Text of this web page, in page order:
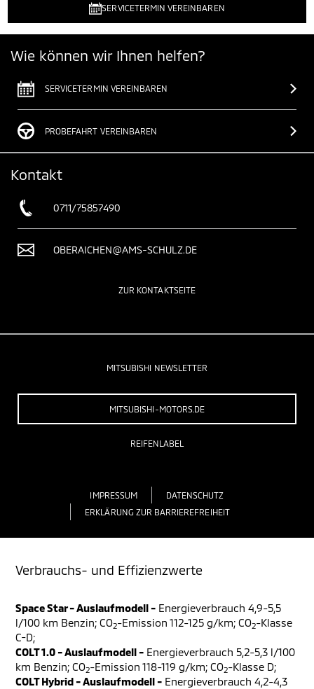
SERVICETERMIN VEREINBAREN
Wie können wir Ihnen helfen?
SERVICETERMIN VEREINBAREN
PROBEFAHRT VEREINBAREN
Kontakt
0711/75857490
OBERAICHEN@AMS-SCHULZ.DE
ZUR KONTAKTSEITE
MITSUBISHI NEWSLETTER
MITSUBISHI-MOTORS.DE
REIFENLABEL
IMPRESSUM
DATENSCHUTZ
ERKLÄRUNG ZUR BARRIEREFREIHEIT
Verbrauchs- und Effizienzwerte
Space Star - Auslaufmodell - Energieverbrauch 4,9-5,5
l/100 km Benzin; CO2-Emission 112-125 g/km; CO2-Klasse
C-D;
COLT 1.0 - Auslaufmodell - Energieverbrauch 5,2-5,3 l/100
km Benzin; CO2-Emission 118-119 g/km; CO2-Klasse D;
COLT Hybrid - Auslaufmodell - Energieverbrauch 4,2-4,3